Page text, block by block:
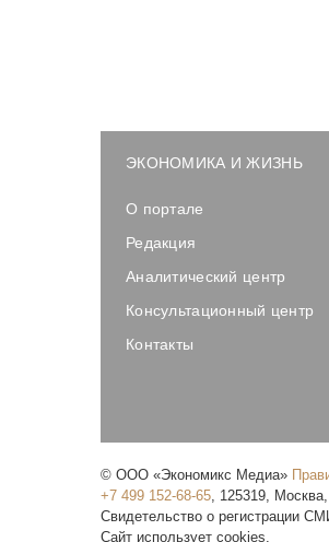
ЭКОНОМИКА И ЖИЗНЬ
О портале
Редакция
Аналитический центр
Консультационный центр
Контакты
© ООО «Экономикс Медиа»
+7 499 152-68-65 125319 Москва
Свидетельство о регистрации
Сайт использует cookies.